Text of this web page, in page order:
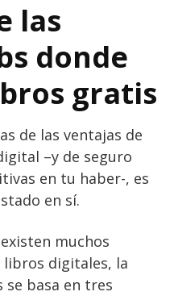
las
donde
gratis
de las ventajas de
–y de seguro
en tu haber-, es
en sí.
muchos
digitales, la
se basa en tres